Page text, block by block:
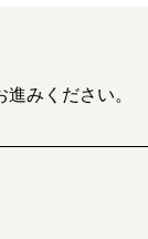
みください。